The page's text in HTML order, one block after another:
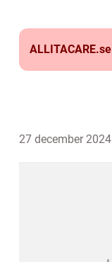
ALLITACARE.se
27 december 2024